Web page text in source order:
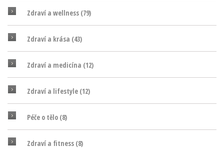
Zdraví a wellness (79)
Zdraví a krása (43)
Zdraví a medicína (12)
Zdraví a lifestyle (12)
Péče o tělo (8)
Zdraví a fitness (8)